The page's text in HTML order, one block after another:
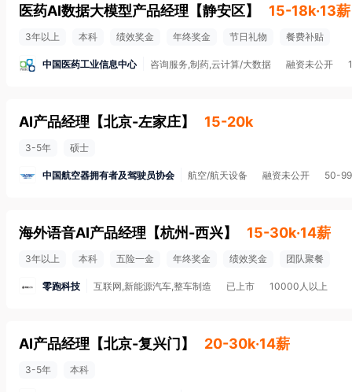
医药AI数据大模型产品经理 【静安区】 15-18k·13薪
3年以上 本科 绩效奖金 年终奖金 节日礼物 餐费补贴
中国医药工业信息中心 咨询服务,制药,云计算/大数据 融资未公开
AI产品经理 【北京-左家庄】 15-20k
3-5年 硕士
中国航空器拥有者及驾驶员协会 航空/航天设备 融资未公开 50-
海外语音AI产品经理 【杭州-西兴】 15-30k·14薪
3年以上 本科 五险一金 年终奖金 绩效奖金 团队聚餐
零跑科技 互联网,新能源汽车,整车制造 已上市 10000人以上
AI产品经理 【北京-复兴门 】 20-30k·14薪
3-5年 本科